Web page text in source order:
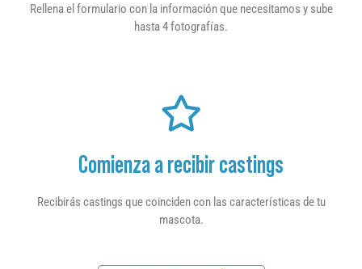
Rellena el formulario con la información que necesitamos y sube
hasta 4 fotografías.
Comienza a recibir castings
Recibirás castings que coinciden con las características de tu
mascota.